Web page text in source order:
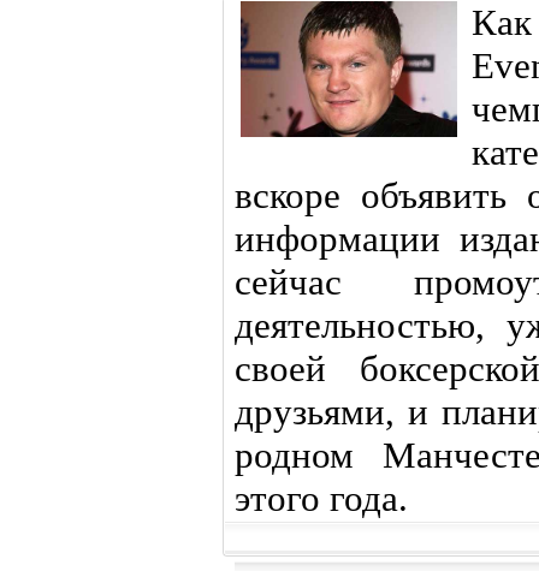
вскоре
информации
сейчас
деятельностью,
своей
друзьями, и
родном
этого года.